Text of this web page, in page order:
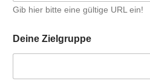
Gib hier bit­te eine gül­ti­ge URL ein!
Dei­ne Ziel­grup­pe